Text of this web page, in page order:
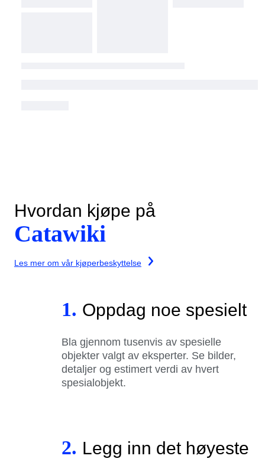
Hvordan kjøpe på
Catawiki
Les mer om vår kjøperbeskyttelse
1. Oppdag noe spesielt
Bla gjennom tusenvis av spesielle
objekter valgt av eksperter. Se bilder,
detaljer og estimert verdi av hvert
spesialobjekt.
2. Legg inn det høyeste